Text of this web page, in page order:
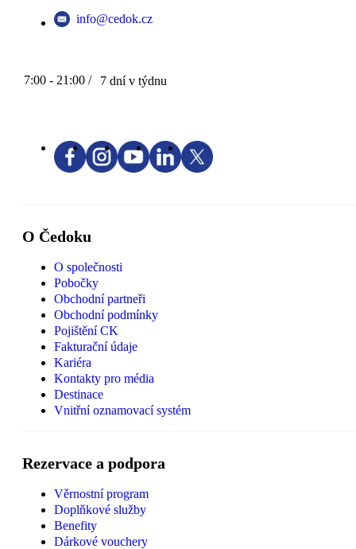
info@cedok.cz
7:00 - 21:00 / 7 dní v týdnu
O Čedoku
O společnosti
Pobočky
Obchodní partneři
Obchodní podmínky
Pojištění CK
Fakturační údaje
Kariéra
Kontakty pro média
Destinace
Vnitřní oznamovací systém
Rezervace a podpora
Věrnostní program
Doplňkové služby
Benefity
Dárkové vouchery